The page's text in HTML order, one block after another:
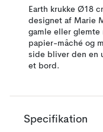
Earth krukke Ø18
designet af Marie
gamle eller glemte
papier-mâché og
side bliver den en
et bord.
Specifikation